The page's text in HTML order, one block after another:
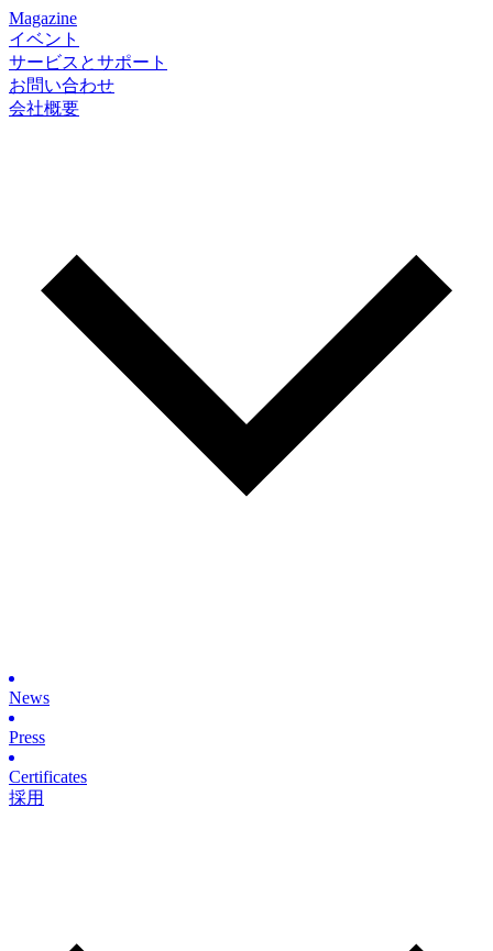
Magazine
イベント
サービスとサポート
お問い合わせ
会社概要
News
Press
Certificates
採用